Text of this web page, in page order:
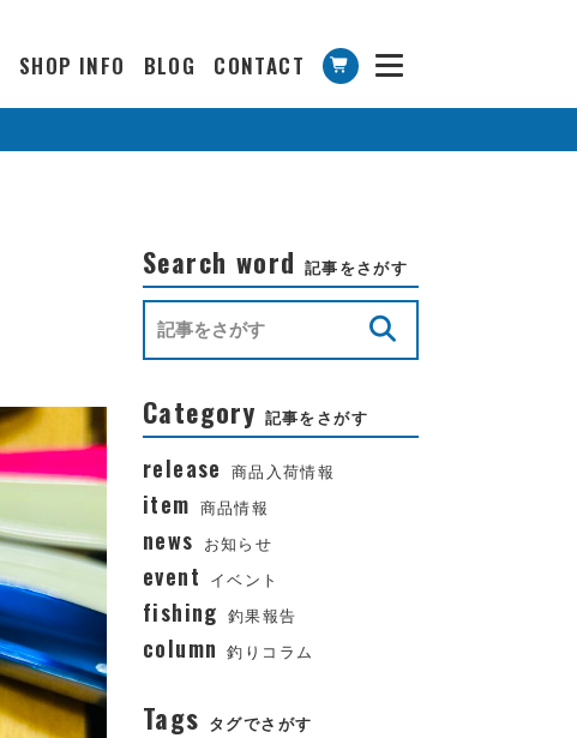
SHOP INFO BLOG CONTACT
Search word 記事をさがす
Category 記事をさがす
release 商品入荷情報
item 商品情報
news お知らせ
event イベント
fishing 釣果報告
column 釣りコラム
Tags タグでさがす